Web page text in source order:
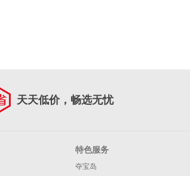
天天低价，畅选无忧
特色服务
夺宝岛